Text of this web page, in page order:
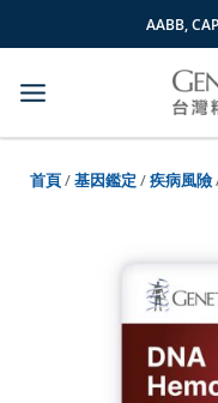
至
內
AABB,
首頁/基因鑑定 /疾病風險